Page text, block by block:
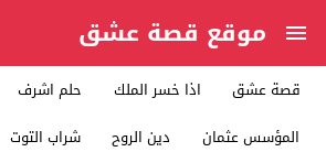
موقع قصة عشق
قصة عشق اذا خسر الملك حلم اشرف
المؤسس عثمان
دين الروح شراب التوت